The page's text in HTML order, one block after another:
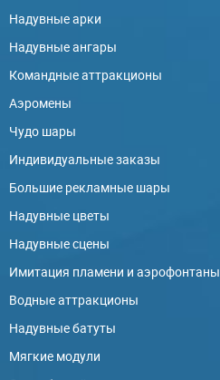
Надувные арки
Надувные ангары
Командные аттракционы
Аэромены
Чудо шары
Индивидуальные заказы
Большие рекламные шары
Надувные цветы
Надувные сцены
Имитация пламени и аэрофонтаны
Водные аттракционы
Надувные батуты
Мягкие модули